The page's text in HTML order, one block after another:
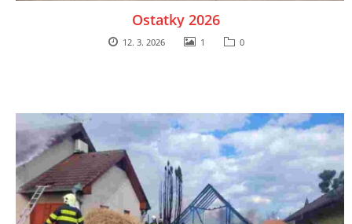
Ostatky 2026
12. 3. 2026 1 0